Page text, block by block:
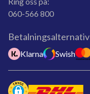
060-566 800
Betalningsalternativ
Klarna Swish